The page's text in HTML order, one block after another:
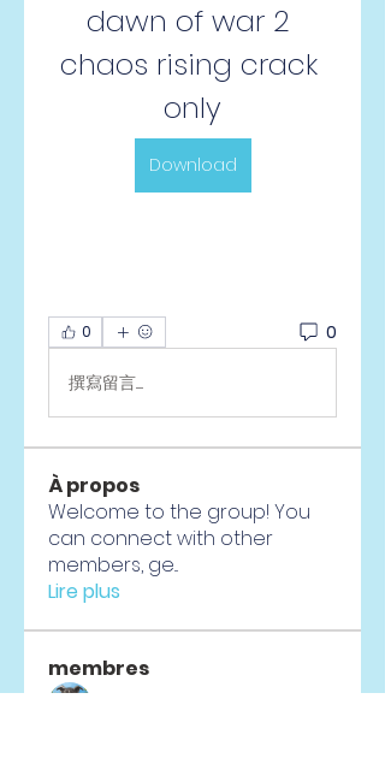
dawn of war 2
chaos rising crack
only
Download
0 0
撰寫留言......
À propos
Welcome to the group! You
can connect with other
members, ge...
Lire plus
membres